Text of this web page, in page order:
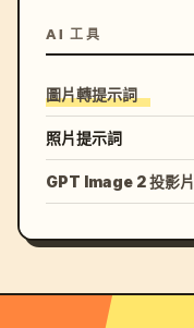
AI 工具
圖片轉提示詞
照片提示詞
GPT Image 2 投影片